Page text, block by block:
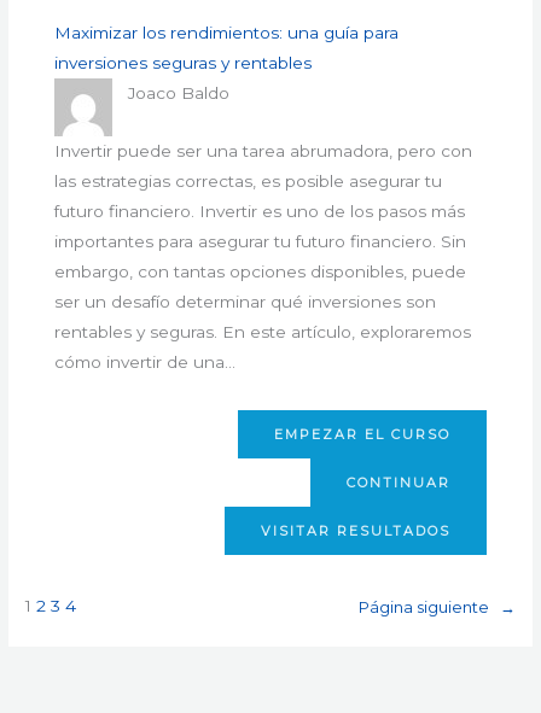
Maximizar los rendimientos: una guía para
inversiones seguras y rentables
Joaco Baldo
Invertir puede ser una tarea abrumadora, pero con
las estrategias correctas, es posible asegurar tu
futuro financiero. Invertir es uno de los pasos más
importantes para asegurar tu futuro financiero. Sin
embargo, con tantas opciones disponibles, puede
ser un desafío determinar qué inversiones son
rentables y seguras. En este artículo, exploraremos
cómo invertir de una…
EMPEZAR EL CURSO
CONTINUAR
VISITAR RESULTADOS
1 2 3 4 Página siguiente →